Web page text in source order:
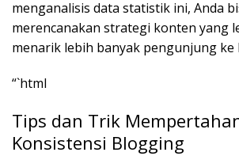
menganalisis data statistik ini, Anda
merencanakan strategi konten yang
menarik lebih banyak pengunjung ke
“`html
Tips dan Trik
Konsistensi Blogging